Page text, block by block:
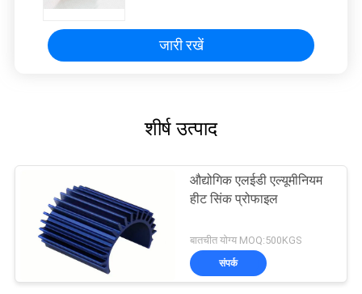
जारी रखें
शीर्ष उत्पाद
औद्योगिक एलईडी एल्यूमीनियम
हीट सिंक प्रोफाइल
बातचीत योग्य MOQ:500KGS
संपर्क